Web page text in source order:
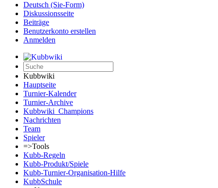
Deutsch (Sie-Form)‎
Diskussionsseite
Beiträge
Benutzerkonto erstellen
Anmelden
Kubbwiki
Hauptseite
Turnier-Kalender
Turnier-Archive
Kubbwiki_Champions
Nachrichten
Team
Spieler
=>Tools
Kubb-Regeln
Kubb-Produkt/Spiele
Kubb-Turnier-Organisation-Hilfe
KubbSchule